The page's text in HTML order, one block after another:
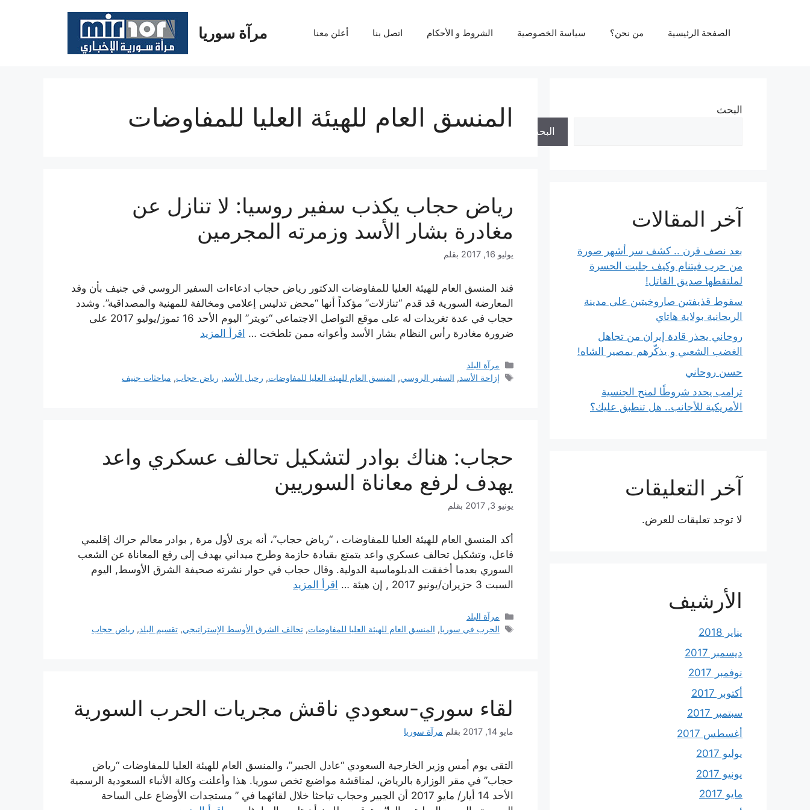
مرآة سوريا الصفحة الرئيسية من نحن؟ سياسة الخصوصية الشروط و الأحكام اتصل بنا أعلن معنا
المنسق العام للهيئة العليا للمفاوضات
رياض حجاب يكذب سفير روسيا: لا تنازل عن
مغادرة بشار الأسد وزمرته المجرمين
يوليو 16, 2017 بقلم
فند المنسق العام للهيئة العليا للمفاوضات الدكتور رياض حجاب ادعاءات السفير الروسي في جنيف بأن وفد
المعارضة السورية قد قدم “تنازلات” مؤكداً أنها “محض تدليس إعلامي ومخالفة للمهنية والمصداقية”. وشدد
حجاب في عدة تغريدات له على موقع التواصل الاجتماعي “تويتر” اليوم الأحد 16 تموز/يوليو 2017 على
ضرورة مغادرة رأس النظام بشار الأسد وأعوانه ممن تلطخت … اقرأ المزيد
التصنيفات
مرآة البلد
الوسوم
إزاحة الأسد, السفير الروسي, المنسق العام للهيئة العليا للمفاوضات, رحيل الأسد, رياض حجاب, مباحثات جنيف
حجاب: هناك بوادر لتشكيل تحالف عسكري واعد
يهدف لرفع معاناة السوريين
يونيو 3, 2017 بقلم
أكد المنسق العام للهيئة العليا للمفاوضات ، “رياض حجاب”، أنه يرى لأول مرة , بوادر معالم حراك إقليمي
فاعل، وتشكيل تحالف عسكري واعد يتمتع بقيادة حازمة وطرح ميداني يهدف إلى رفع المعاناة عن الشعب
السوري بعدما أخفقت الدبلوماسية الدولية. وقال حجاب في حوار نشرته صحيفة الشرق الأوسط, اليوم
السبت 3 حزيران/يونيو 2017 , إن هيئة …
اقرأ المزيد
التصنيفات
مرآة البلد
الوسوم
الحرب في سوريا, المنسق العام للهيئة العليا للمفاوضات,تحالف الشرق الأوسط الإستراتيجي,تقسيم البلد, رياض حجاب
لقاء سوري-سعودي ناقش مجريات الحرب السورية
مايو 14, 2017 بقلم مرآة سوريا
التقى يوم أمس وزير الخارجية السعودي “عادل الجبير”، والمنسق العام للهيئة العليا للمفاوضات “رياض
حجاب” في مقر الوزارة بالرياض، لمناقشة مواضيع تخص سوريا. هذا وأعلنت وكالة الأنباء السعودية الرسمية
الأحد 14 أيار/ مايو 2017 أن الجبير وحجاب تباحثا خلال لقائهما في ” مستجدات الأوضاع على الساحة
البحث
البحث
آخر المقالات
بعد نصف قرن .. كشف سر أشهر صورة
من حرب فيتنام وكيف جلبت الحسرة
لملتقطها صديق القاتل!
سقوط قذيفتين صاروخيتين على مدينة
الريحانية بولاية هاتاي
روحاني يحذر قادة إيران من تجاهل
الغضب الشعبي و يذكّرهم بمصير الشاه!
حسن روحاني
ترامب يحدد شروطًا لمنح الجنسية
الأمريكية للأجانب.. هل تنطبق عليك؟
آخر التعليقات
لا توجد تعليقات للعرض.
الأرشيف
يناير 2018
ديسمبر 2017
نوفمبر 2017
أكتوبر 2017
سبتمبر 2017
أغسطس 2017
يوليو 2017
يونيو 2017
مايو 2017